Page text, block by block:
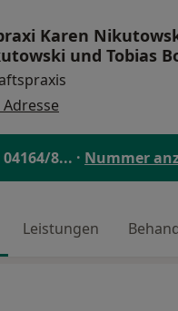
Karen
und Tobias
Adresse
04164/8... · Nummer
Leistungen